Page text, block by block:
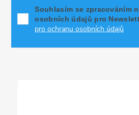
Souhlasím se zpracováním
osobních údajů pro
pro ochranu osobních údajů